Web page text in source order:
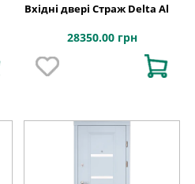
Вхідні двері Страж Delta Al
28350.00 грн